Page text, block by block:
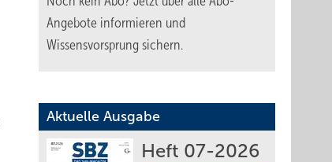
Angebote informieren und
Wissensvorsprung sichern.
Aktuelle Ausgabe
Heft 07-2026